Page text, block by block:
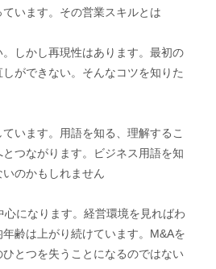
います。その営業スキルとは
しかし再現性はあります。最初の
ができない。そんなコツを知りた
います。用語を知る、理解するこ
つながります。ビジネス用語を知
のかもしれません
になります。経営環境を見ればわ
齢は上がり続けています。M&Aを
とつを失うことになるのではない